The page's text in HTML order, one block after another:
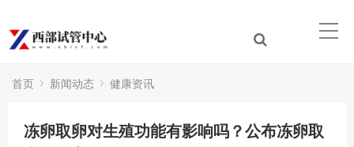
首页 新闻动态 健康资讯
冻卵取卵对生殖功能有影响吗？公布冻卵取